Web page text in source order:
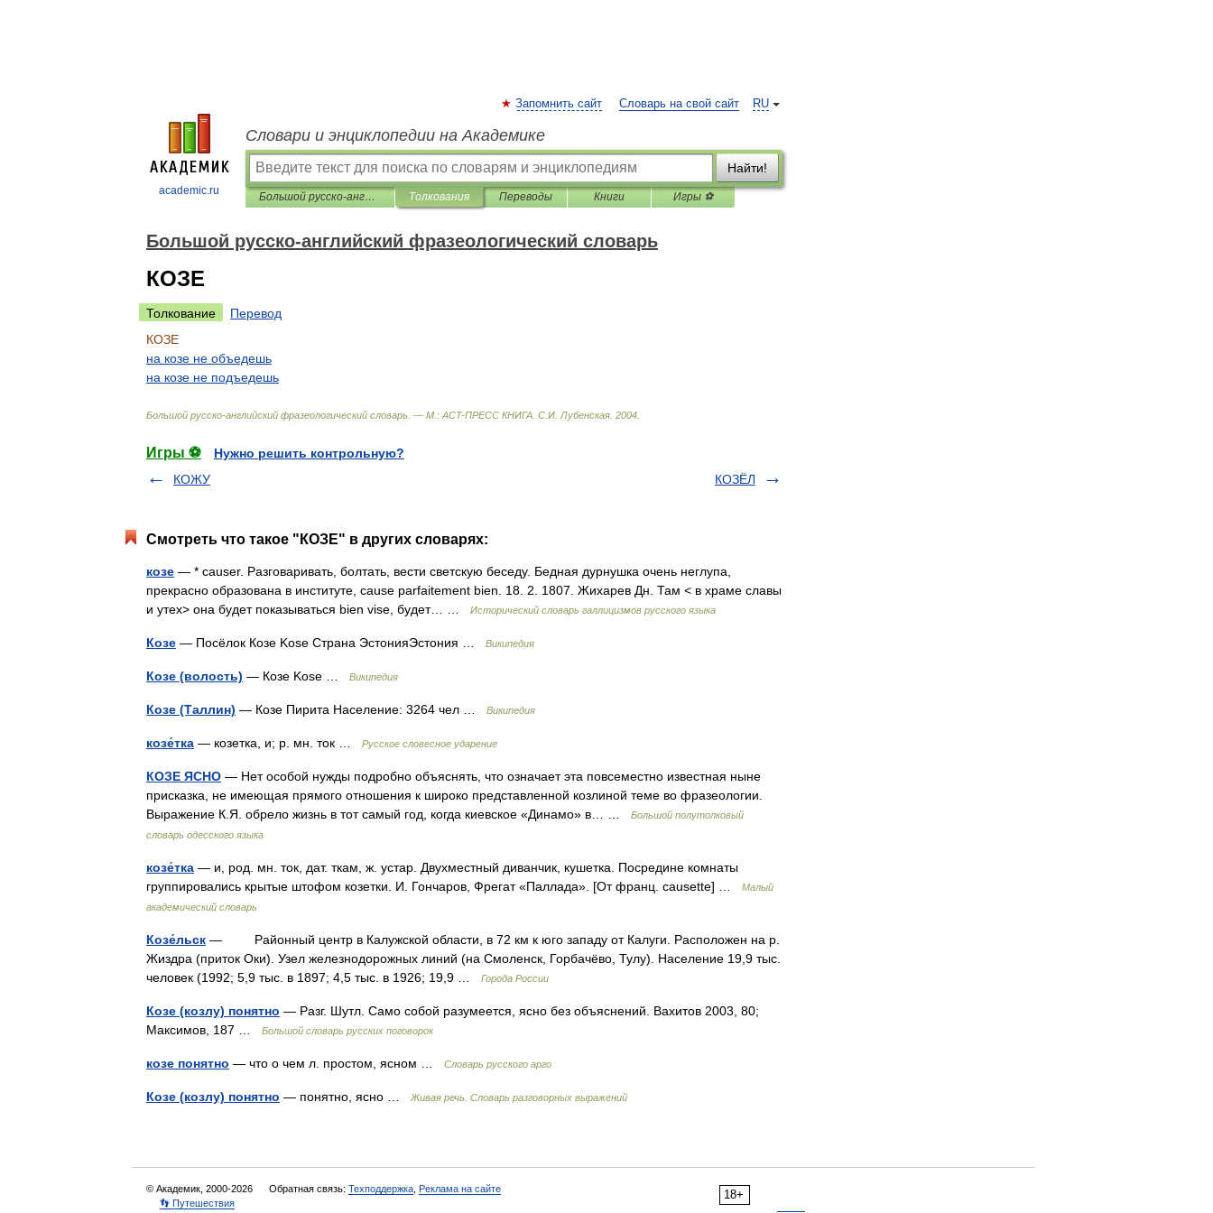
academic.ru
RU
Запомнить сайт Словарь на свой сайт
Словари и энциклопедии на Академике
Найти!
Большой русско-английский фразеологический словарь Толкования Переводы Книги Игры ⚽
Большой русско-английский фразеологический словарь
КОЗЕ
Толкование
Перевод
КОЗЕ
на козе не объедешь
на козе не подъедешь
Большой русско-английский фразеологический словарь . — М : ACT-ПРЕСС КНИГА С И Лубенская 2004
Игры ⚽
Нужно решить контрольную?
КОЖУ
КОЗЁЛ
Смотреть что такое "КОЗЕ" в других словарях:
козе — * causer. Разговаривать, болтать, вести светскую беседу. Бедная дурнушка очень неглупа,
прекрасно образована в институте, cause parfaitement bien. 18. 2. 1807. Жихарев Дн. Там < в храме славы
и утех> она будет показываться bien vise, будет… …
Исторический словарь галлицизмов русского языка
Козе — Посёлок Козе Kose Страна ЭстонияЭстония … Википедия
Козе (волость) — Козе Kose … Википедия
Козе (Таллин) — Козе Пирита Население: 3264 чел … Википедия
козе́тка — козетка, и; р. мн. ток … Русское словесное ударение
КОЗЕ ЯСНО — Нет особой нужды подробно объяснять, что означает эта повсеместно известная ныне
присказка, не имеющая прямого отношения к широко представленной козлиной теме во фразеологии.
Выражение К.Я. обрело жизнь в тот самый год, когда киевское «Динамо» в… …
Большой полутолковый
словарь одесского языка
козе́тка — и, род. мн. ток, дат. ткам, ж. устар. Двухместный диванчик, кушетка. Посредине комнаты
группировались крытые штофом козетки. И. Гончаров, Фрегат «Паллада». [От франц. causette] …
Малый
академический словарь
Козе́льск — Районный центр в Калужской области, в 72 км к юго западу от Калуги. Расположен на р.
Жиздра (приток Оки). Узел железнодорожных линий (на Смоленск, Горбачёво, Тулу). Население 19,9 тыс.
человек (1992; 5,9 тыс. в 1897; 4,5 тыс. в 1926; 19,9 …
Города России
Козе (козлу) понятно — Разг. Шутл. Само собой разумеется, ясно без объяснений. Вахитов 2003, 80;
Максимов, 187 …
Большой словарь русских поговорок
козе понятно — что о чем л. простом, ясном … Словарь русского арго
Козе (козлу) понятно — понятно, ясно … Живая речь. Словарь разговорных выражений
18+
© Академик, 2000-2026 Обратная связь: Техподдержка Реклама на сайте
👣 Путешествия